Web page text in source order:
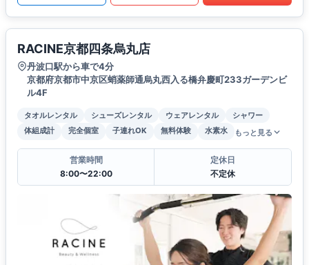
RACINE京都四条烏丸店
丹波口駅から車で4分
京都府京都市中京区蛸薬師通烏丸西入る橋弁慶町233ガーデンビ
ル4F
タオルレンタル シューズレンタル ウェアレンタル
シャワー
体組成計
完全個室 子連れOK 無料体験 水素水 もっと見る
営業時間
8:00〜22:00
定休日
不定休